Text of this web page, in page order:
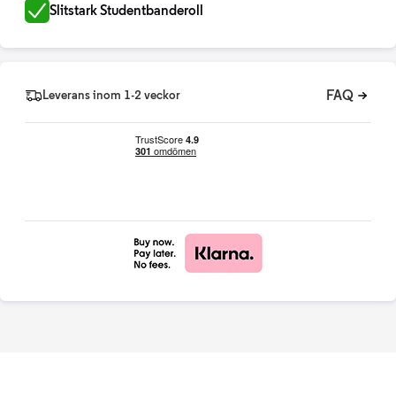
Slitstark Studentbanderoll
Leverans inom 1-2 veckor FAQ